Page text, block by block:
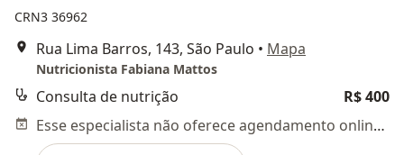
CRN3 36962
Rua Lima Barros, 143, São Paulo • Mapa
Nutricionista Fabiana Mattos
Consulta de nutrição
R$ 400
Esse especialista não oferece agendamento online para esse endereço.